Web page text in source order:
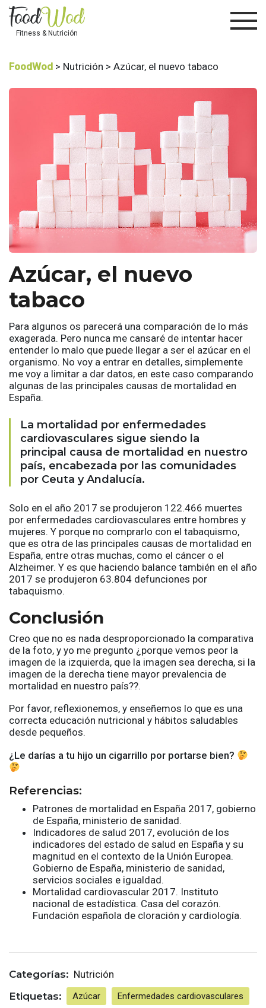
Fitness & Nutrición
FoodWod > Nutrición > Azúcar, el nuevo tabaco
Azúcar, el nuevo
tabaco
Para algunos os parecerá una comparación de lo más
exagerada. Pero nunca me cansaré de intentar hacer
entender lo malo que puede llegar a ser el azúcar en el
organismo. No voy a entrar en detalles, simplemente
me voy a limitar a dar datos, en este caso comparando
algunas de las principales causas de mortalidad en
España.
La mortalidad por enfermedades
cardiovasculares sigue siendo la
principal causa de mortalidad en nuestro
país, encabezada por las comunidades
por Ceuta y Andalucía.
Solo en el año 2017 se produjeron 122.466 muertes
por enfermedades cardiovasculares entre hombres y
mujeres. Y porque no comprarlo con el tabaquismo,
que es otra de las principales causas de mortalidad en
España, entre otras muchas, como el cáncer o el
Alzheimer. Y es que haciendo balance también en el año
2017 se produjeron 63.804 defunciones por
tabaquismo.
Conclusión
Creo que no es nada desproporcionado la comparativa
de la foto, y yo me pregunto ¿porque vemos peor la
imagen de la izquierda, que la imagen sea derecha, si la
imagen de la derecha tiene mayor prevalencia de
mortalidad en nuestro país??.
Por favor, reflexionemos, y enseñemos lo que es una
correcta educación nutricional y hábitos saludables
desde pequeños.
¿Le darías a tu hijo un cigarrillo por portarse bien?
Referencias:
Patrones de mortalidad en España 2017, gobierno
de España, ministerio de sanidad.
Indicadores de salud 2017, evolución de los
indicadores del estado de salud en España y su
magnitud en el contexto de la Unión Europea.
Gobierno de España, ministerio de sanidad,
servicios sociales e igualdad.
Mortalidad cardiovascular 2017. Instituto
nacional de estadística. Casa del corazón.
Fundación española de cloración y cardiología.
Categorías: Nutrición
Etiquetas:
Azúcar Enfermedades cardiovasculares